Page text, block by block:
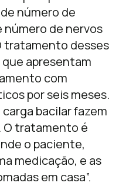
número de
número de nervos
tratamento desses
apresentam
com
por seis meses.
bacilar fazem
O tratamento é
o paciente,
medicação, e as
em casa”.